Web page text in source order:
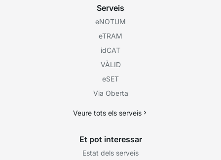
Serveis
eNOTUM
eTRAM
idCAT
VÀLID
eSET
Via Oberta
Veure tots els serveis
Et pot interessar
Estat dels serveis